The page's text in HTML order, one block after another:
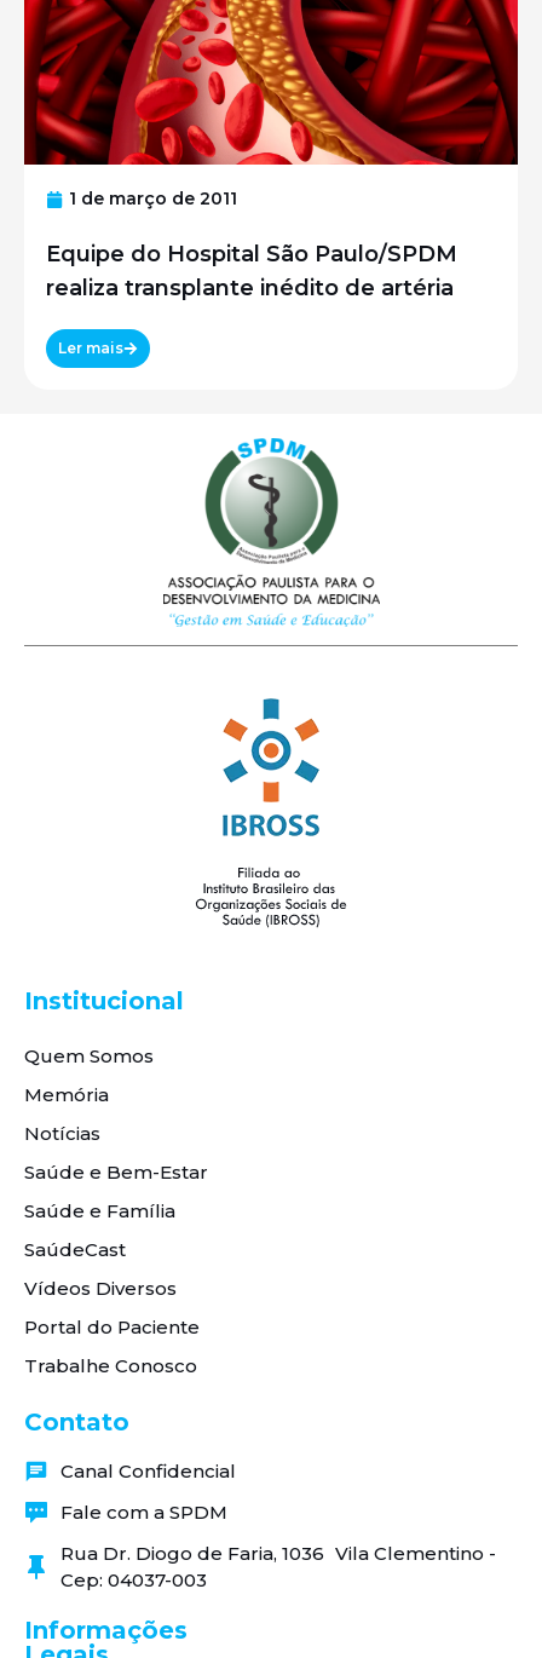
1 de março de 2011
Equipe do Hospital São Paulo/SPDM
realiza transplante inédito de artéria
Ler mais
Institucional
Quem Somos
Memória
Notícias
Saúde e Bem-Estar
Saúde e Família
SaúdeCast
Vídeos Diversos
Portal do Paciente
Trabalhe Conosco
Contato
Canal Confidencial
Fale com a SPDM
Rua Dr. Diogo de Faria, 1036 Vila Clementino -
Cep: 04037-003
Informações